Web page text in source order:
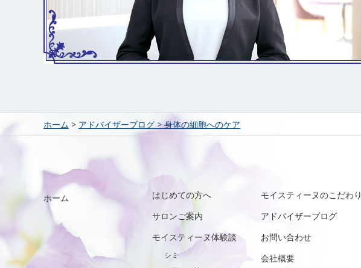
ホーム > アドバイザーブログ >身体の細胞へのケア
ホーム
はじめての方へ
サロンご案内
モイスティーヌ体験談
シミ
モイスティーヌのこだわり
アドバイザーブログ
お問い合わせ
会社概要